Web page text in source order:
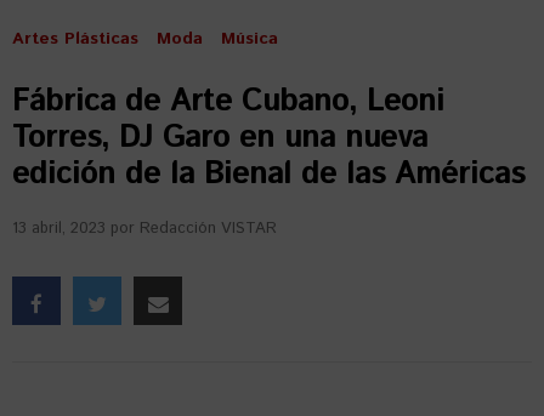
Artes Plásticas Moda Música
Fábrica de Arte Cubano, Leoni
Torres, DJ Garo en una nueva
edición de la Bienal de las Américas
13 abril, 2023 por Redacción VISTAR